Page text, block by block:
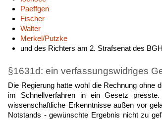
Paeffgen
Fischer
Walter
Merkel/Putzke
und des Richters am 2. Strafsenat des
§1631d: ein verfassungswidriges
Die Regierung hatte wohl die Rechnung ohne
im Schnellverfahren in ein Gesetz
wissenschaftliche Erkenntnisse außen vor
Notstands - gewünschte Ergebnis nicht zu